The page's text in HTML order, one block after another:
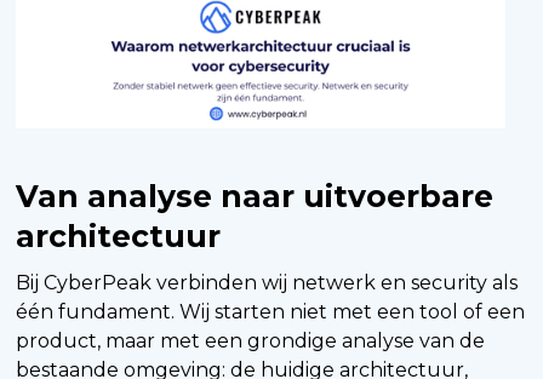
Van analyse naar uitvoerbare
architectuur
Bij CyberPeak verbinden wij netwerk en security als
één fundament. Wij starten niet met een tool of een
product, maar met een grondige analyse van de
bestaande omgeving: de huidige architectuur,